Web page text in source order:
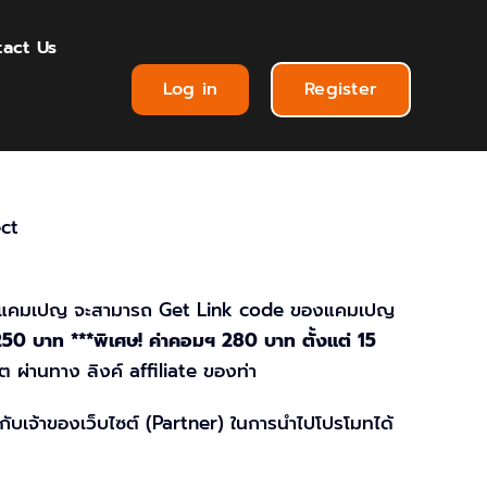
Us
Log in
Register
คมเปญ จะสามารถ Get Link code ของแคมเปญ
บาท ***พิเศษ! ค่าคอมฯ 280 บาท ตั้งแต่ 15
ผ่านทาง ลิงค์ affiliate ของท่า
จ้าของเว็บไซต์ (Partner) ในการนำไปโปรโมทได้